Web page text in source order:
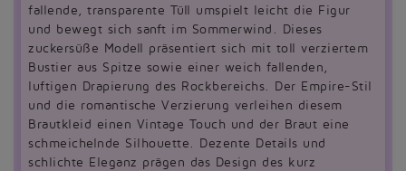
fallende, transparente Tüll umspielt leicht die Figur
und bewegt sich sanft im Sommerwind. Dieses
zuckersüße Modell präsentiert sich mit toll verziertem
Bustier aus Spitze sowie einer weich fallenden,
luftigen Drapierung des Rockbereichs. Der Empire-Stil
und die romantische Verzierung verleihen diesem
Brautkleid einen Vintage Touch und der Braut eine
schmeichelnde Silhouette. Dezente Details und
schlichte Eleganz prägen das Design des kurz